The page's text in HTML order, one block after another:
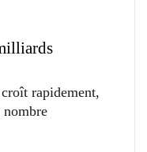
rapidement,
nombre